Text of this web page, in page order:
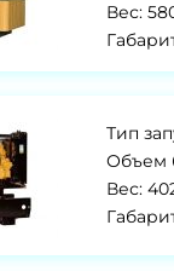
Вес:
Тип
Объем
Вес: